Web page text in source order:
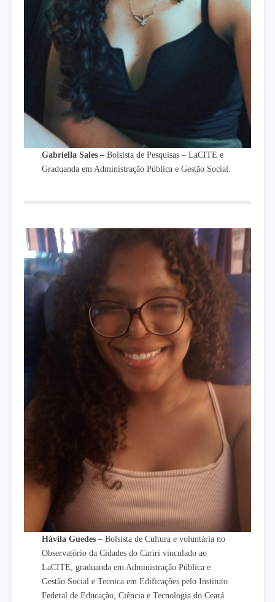
Gabriella Sales –Bolsista de Pesquisas – LaCITE e
Graduanda em Administração Pública e Gestão Social.
Hávila Guedes – Bolsista de Cultura e voluntária no
Observatório da Cidades do Cariri vinculado ao
LaCITE, graduanda em Administração Pública e
Gestão Social e Tecnica em Edificações pelo Instituto
Federal de Educação, Ciência e Tecnologia do Ceará